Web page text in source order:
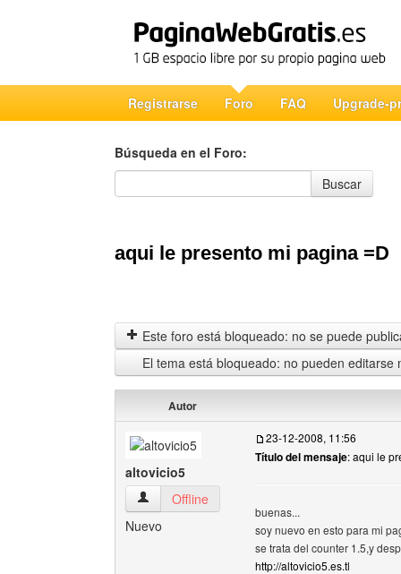
Registrarse Foro FAQ Upgrade-
Búsqueda en el Foro:
Búsqueda en el Foro
Buscar
aqui le presento mi pagina =D
Este foro está bloqueado: no se puede
El tema está bloqueado: no pueden editarse
Autor
altovicio5
altovicio5 Ver perfil del usuario
Offline
Nuevo
23-12-2008, 11:56
Título del mensaje: aqui le
buenas...
soy nuevo en esto para mi
se trata del counter 1.5,y
http://altovicio5.es.tl